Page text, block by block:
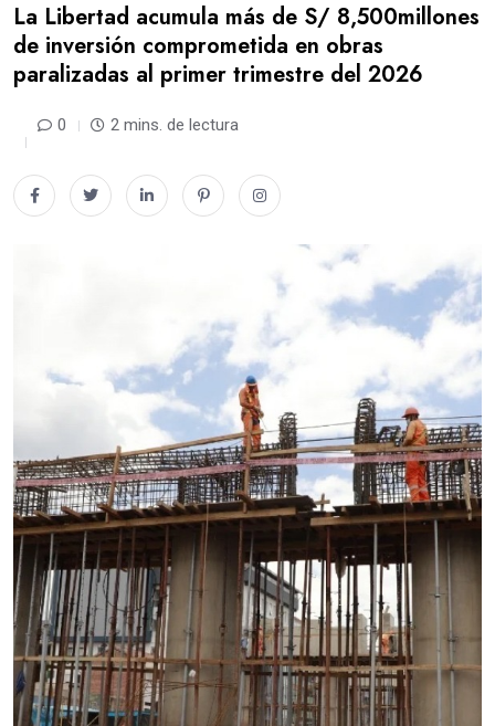
La Libertad acumula más de S/ 8,500millones
de inversión comprometida en obras
paralizadas al primer trimestre del 2026
0 2 mins. de lectura